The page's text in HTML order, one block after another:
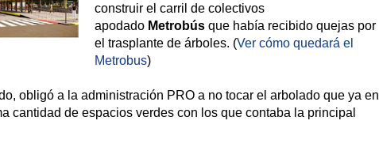
construir el carril de colectivos
apodado Metrobúsque había recibido quejas por
el trasplante de árboles. (Ver cómo quedará el
Metrobus)
obligó a la administración PRO a no tocar el arbolado que ya en
cantidad de espacios verdes con los que contaba la principal